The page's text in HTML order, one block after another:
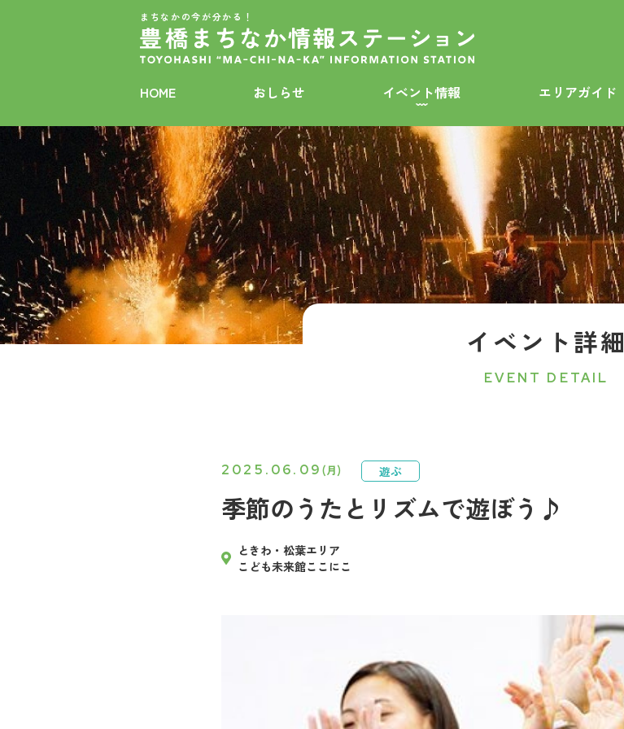
まちなかの今が分かる！
HOME おしらせ イベント情報 エリアガイド
イベント詳細
EVENT DETAIL
季節のうたとリズムで遊ぼう♪
2025.06.09 (月) 遊ぶ
ときわ・松葉エリア
こども未来館ここにこ